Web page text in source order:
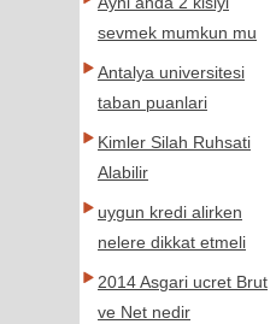
sevmek mumkun mu
Antalya universitesi
taban puanlari
Kimler Silah Ruhsati
Alabilir
uygun kredi alirken
nelere dikkat etmeli
2014 Asgari ucret Brut
ve Net nedir